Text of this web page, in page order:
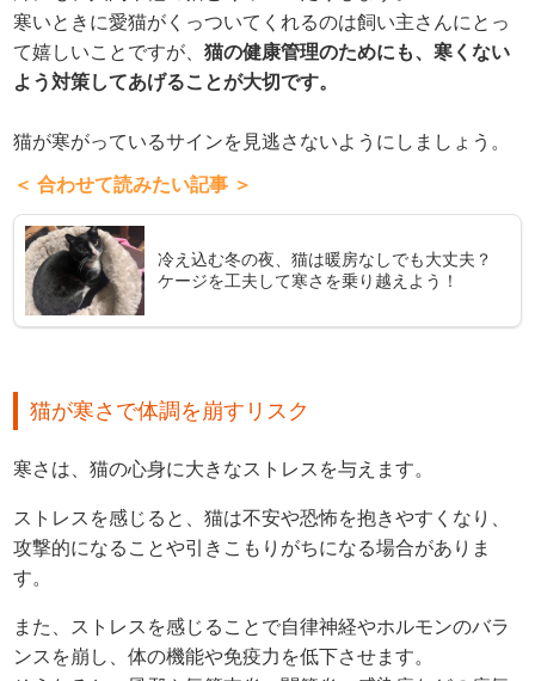
寒いときに愛猫がくっついてくれるのは飼い主さんにとっ
て嬉しいことですが、猫の健康管理のためにも、寒くない
よう対策してあげることが大切です。
猫が寒がっているサインを見逃さないようにしましょう。
＜ 合わせて読みたい記事 ＞
冷え込む冬の夜、猫は暖房なしでも大丈夫？
ケージを工夫して寒さを乗り越えよう！
猫が寒さで体調を崩すリスク
寒さは、猫の心身に大きなストレスを与えます。
ストレスを感じると、猫は不安や恐怖を抱きやすくなり、
攻撃的になることや引きこもりがちになる場合がありま
す。
また、ストレスを感じることで自律神経やホルモンのバラ
ンスを崩し、体の機能や免疫力を低下させます。